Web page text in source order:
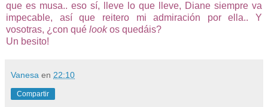
que es musa.. eso sí, lleve lo que lleve, Diane siempre va
impecable, así que reitero mi admiración por ella.. Y
vosotras, ¿con qué lookos quedáis?
Un besito!
Vanesa en 22:10
Compartir